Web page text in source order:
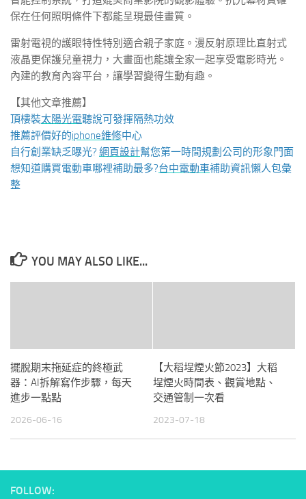
保在任何照明條件下都能呈現最佳畫質。
雷射電視的護眼特性特別適合親子家庭。漫反射原理比直射式
液晶更保護兒童視力，大畫面也能讓全家一起享受電影時光。
內建的教育內容平台，讓學習變得生動有趣。
【其他文章推薦】
頂樓裝太陽光電聽說可發揮隔熱功效
推薦評價好的iphone維修中心
自行創業缺乏曝光? 網頁設計幫您第一時間規劃公司的形象門面
想知道購買電動車哪裡補助最多?台中電動車補助資訊懶人包彙
整
YOU MAY ALSO LIKE...
擺脫期末拖延症的終極武
器：AI拆解寫作步驟，每天
進步一點點
2026-06-16
【大稻埕煙火節2023】大稻
埕煙火時間表、觀賞地點、
交通管制一次看
2023-07-18
FOLLOW: